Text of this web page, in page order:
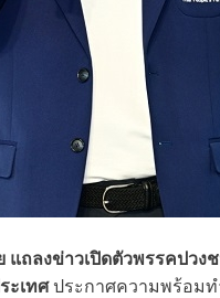
ถลงข่าวเปิดตัวพรรคปว
ะเทศประกาศความพร้อม